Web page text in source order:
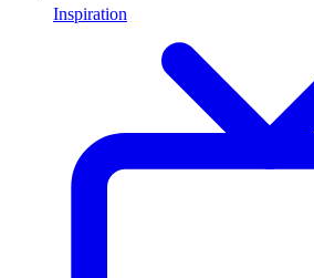
Inspiration